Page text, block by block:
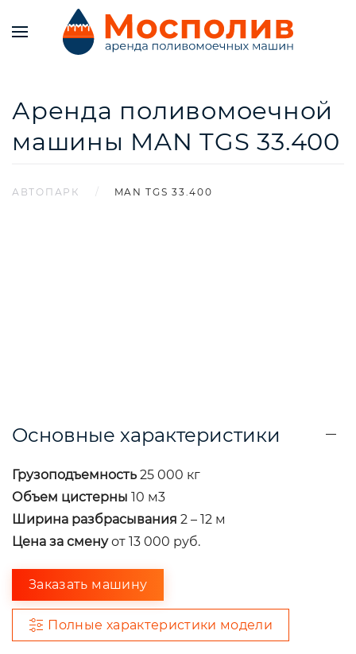
Аренда поливомоечной
машины MAN TGS 33.400
АВТОПАРК MAN TGS 33.400
Основные характеристики
Грузоподъемность 25 000 кг
Объем цистерны 10 м3
Ширина разбрасывания 2 – 12 м
Цена за сменуот 13 000 руб.
Заказать машину
Полные характеристики модели